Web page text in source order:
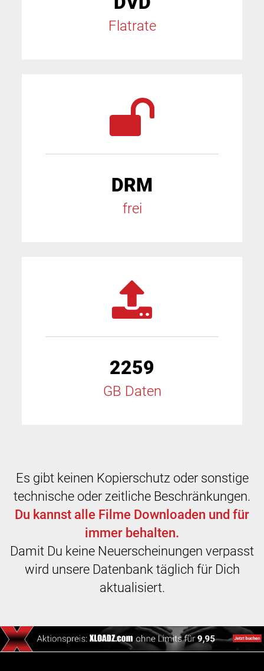
Flatrate
DRM
frei
2259
GB Daten
Es gibt keinen Kopierschutz oder sonstige
technische oder zeitliche Beschränkungen.
Du kannst alle Filme Downloaden und für
immer behalten.
Damit Du keine Neuerscheinungen verpasst
wird unsere Datenbank täglich für Dich
aktualisiert.